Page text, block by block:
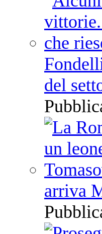
del
arriva